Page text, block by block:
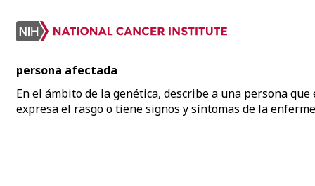
persona afectada
En el ámbito de la genética, describe a una persona
expresa el rasgo o tiene signos y síntomas de la